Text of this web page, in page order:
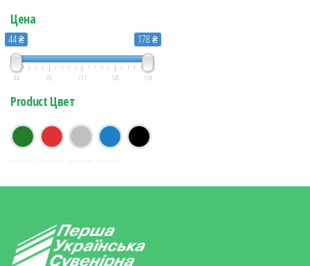
Цена
44 ₴ 178 ₴
44 78 111 145 178
Product Цвет